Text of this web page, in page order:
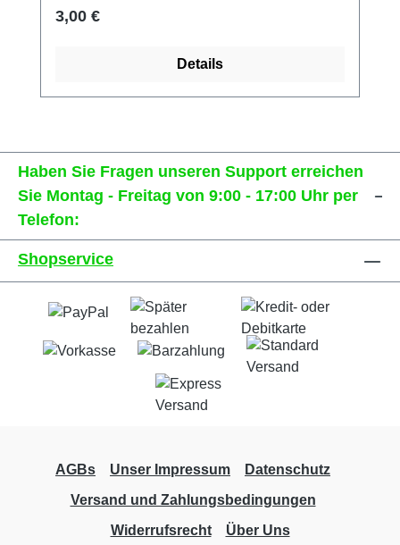
Regulärer Preis:
3,00 €
Details
Haben Sie Fragen unseren Support erreichen
Sie Montag - Freitag von 9:00 - 17:00 Uhr per
Telefon:
Shopservice
AGBs Unser Impressum
Datenschutz
Versand und Zahlungsbedingungen
Widerrufsrecht
Über Uns